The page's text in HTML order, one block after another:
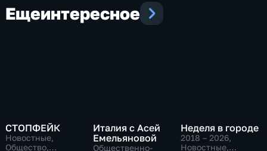
Ещеинтересное
СТОПФЕЙК
Новостные,
Общество,
Италия с Асей
Емельяновой
Общественно-
Неделя в городе
2018 – 2026,
Новостные,